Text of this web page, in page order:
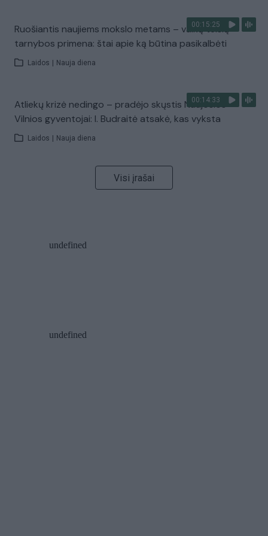
00:15:25
Ruošiantis naujiems mokslo metams – vaikų teisių
tarnybos primena: štai apie ką būtina pasikalbėti
Laidos Nauja diena
00:14:33
Atliekų krizė nedingo – pradėjo skųstis Naujosios
Vilnios gyventojai: I. Budraitė atsakė, kas vyksta
Laidos Nauja diena
Visi įrašai